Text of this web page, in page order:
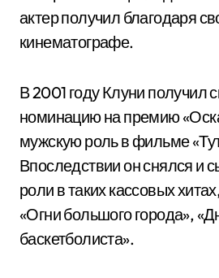
актер получил благодаря
кинематографе.
В 2001 году Клуни получил
номинацию на премию
мужскую роль в фильме
Впоследствии он снялся и
роли в таких кассовых
«Огни большого города»,
баскетболиста».